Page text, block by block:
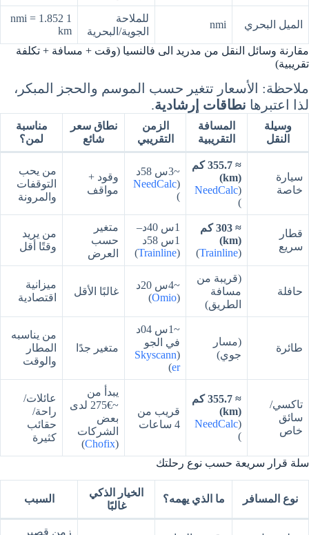
الميل البحري nmi
للملاحة
الجوية/البحرية
1 nmi = 1.852
km
مقارنة وسائل النقل من مدريد الى فالنسيا (وقت + مسافة + تكلفة
تقريبية)
ملاحظة: الأسعار تتغير حسب الموسم والحجز المبكر،
لذا اعتبرها نطاقات إرشادية.
وسيلة
النقل
المسافة
التقريبية
الزمن
التقريبي
نطاق سعر
شائع
مناسبة
لمن؟
سيارة
خاصة
≈ 355.7 كم
(km)
(
NeedCalc
)
~3س 58د
(
NeedCalc
)
وقود +
مواقف
من يحب
التوقفات
والمرونة
قطار
سريع
≈ 303 كم
(km)
(
Trainline
)
1س 40د–
1س 58د
(
Trainline
)
متغير
حسب
العرض
من يريد
وقتًا أقل
حافلة
(قريبة من
مسافة
الطريق)
~4س 20د
(
Omio
)
غالبًا الأقل
ميزانية
اقتصادية
طائرة
(مسار
جوي)
~1س 04د
في الجو
(
Skyscann
er
)
متغير جدًا
من يناسبه
المطار
والوقت
تاكسي/
سائق
خاص
≈ 355.7 كم
(km)
(
NeedCalc
)
قريب من
4 ساعات
يبدأ من
~€275 لدى
بعض
الشركات
(
Chofix
)
عائلات/
راحة/
حقائب
كثيرة
سلة قرار سريعة حسب نوع رحلتك
نوع المسافر ما الذي يهمه؟
الخيار الذكي
غالبًا
السبب
زمن قصير